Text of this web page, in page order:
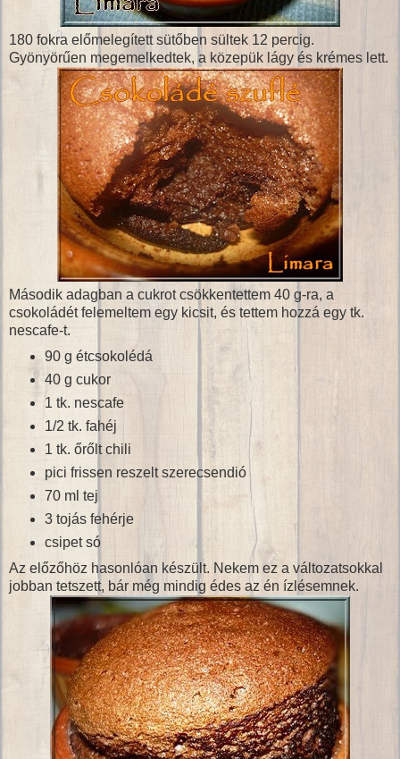
180 fokra előmelegített sütőben sültek 12 percig.
Gyönyörűen megemelkedtek, a közepük lágy és krémes lett.
Második adagban a cukrot csökkentettem 40 g-ra, a
csokoládét felemeltem egy kicsit, és tettem hozzá egy tk.
nescafe-t.
90 g étcsokolédá
40 g cukor
1 tk. nescafe
1/2 tk. fahéj
1 tk. őrőlt chili
pici frissen reszelt szerecsendió
70 ml tej
3 tojás fehérje
csipet só
Az előzőhöz hasonlóan készült. Nekem ez a változatsokkal
jobban tetszett, bár még mindig édes az én ízlésemnek.